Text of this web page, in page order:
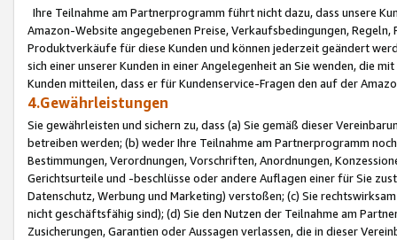
Ihre Teilnahme am Partnerprogramm führt nicht dazu, dass unsere
Amazon-Website angegebenen Preise, Verkaufsbedingungen,
Produktverkäufe für diese Kunden und können jederzeit geändert
sich einer unserer Kunden in einer Angelegenheit an Sie wenden, die
Kunden mitteilen, dass er für Kundenservice-Fragen den auf der
4.Gewährleistungen
Sie gewährleisten und sichern zu, dass (a) Sie gemäß dieser
betreiben werden; (b) weder Ihre Teilnahme am Partnerprogramm
Bestimmungen, Verordnungen, Vorschriften, Anordnungen,
Gerichtsurteile und -beschlüsse oder andere Auflagen einer für Sie
Datenschutz, Werbung und Marketing) verstoßen; (c) Sie
nicht geschäftsfähig sind); (d) Sie den Nutzen der Teilnahme am
Zusicherungen, Garantien oder Aussagen verlassen, die in dieser